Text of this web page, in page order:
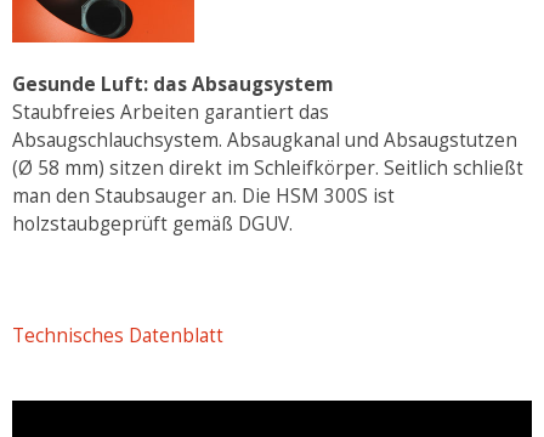
Gesunde Luft: das Absaugsystem
Staubfreies Arbeiten garantiert das
Absaugschlauchsystem. Absaugkanal und Absaugstutzen
(Ø 58 mm) sitzen direkt im Schleifkörper. Seitlich schließt
man den Staubsauger an. Die HSM 300S ist
holzstaubgeprüft gemäß DGUV.
Technisches Datenblatt